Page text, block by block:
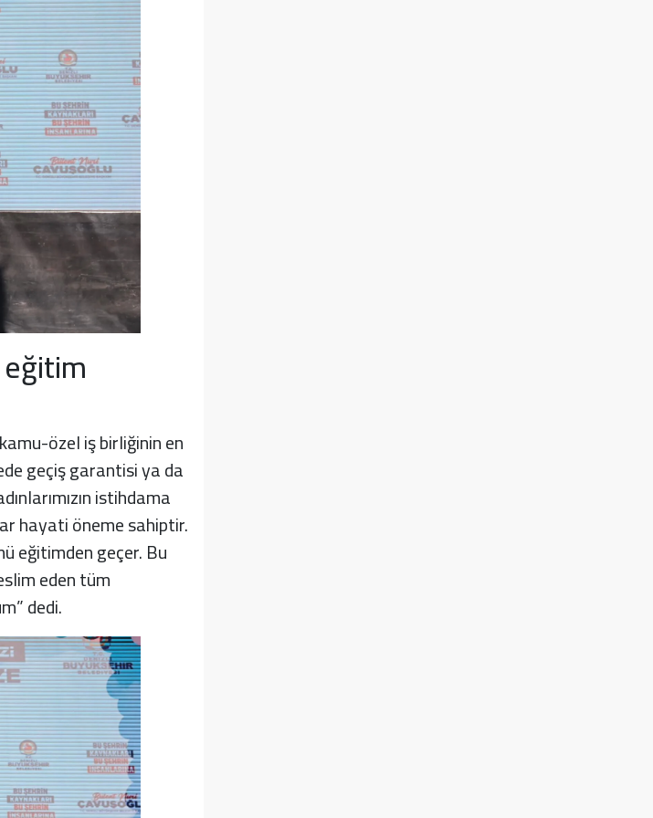
özel iş birliğinin en
geçiş garantisi ya da
istihdama
hayati öneme sahiptir.
eğitimden geçer. Bu
eden tüm
dedi.